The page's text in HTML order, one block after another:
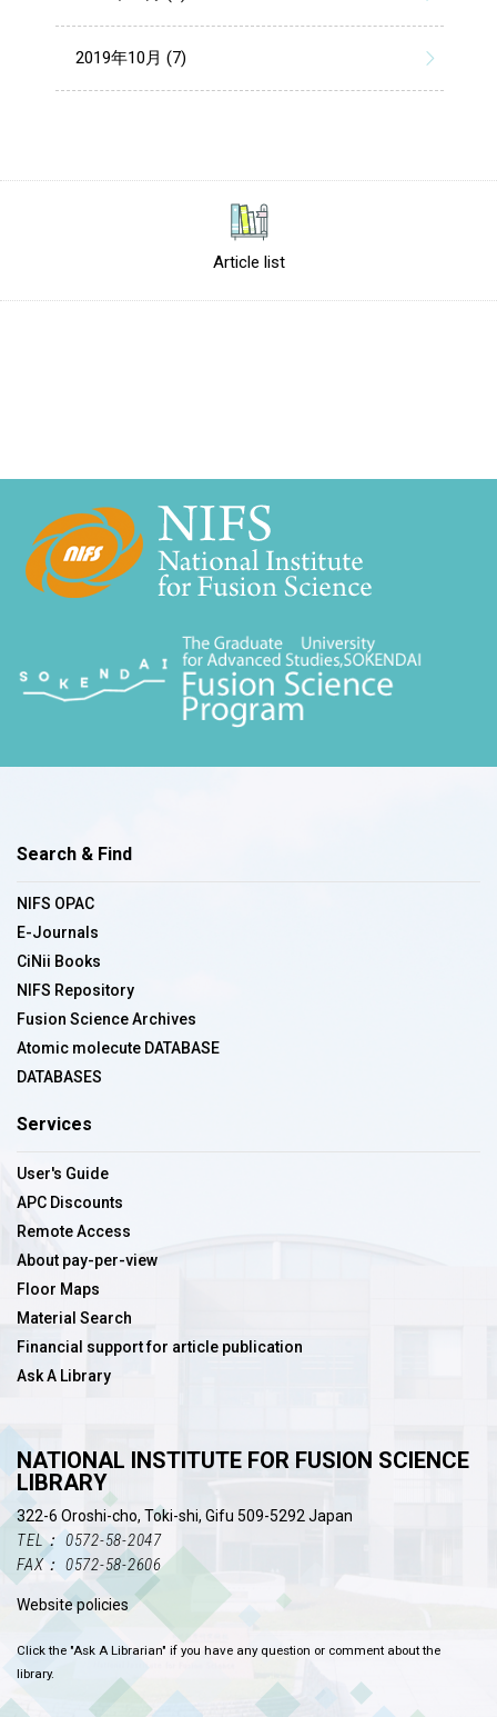
2019年10月 (7)
Article list
Search & Find
NIFS OPAC
E-Journals
CiNii Books
NIFS Repository
Fusion Science Archives
Atomic molecute DATABASE
DATABASES
Services
User's Guide
APC Discounts
Remote Access
About pay-per-view
Floor Maps
Material Search
Financial support for article publication
Ask A Library
NATIONAL INSTITUTE FOR FUSION SCIENCE
LIBRARY
322-6 Oroshi-cho, Toki-shi, Gifu 509-5292 Japan
TEL： 0572-58-2047
FAX： 0572-58-2606
Website policies
Click the "Ask A Librarian" if you have any question or comment about the
library.